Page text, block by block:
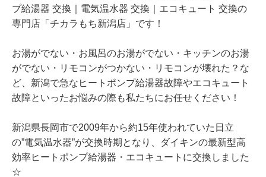
プ給湯器 交換｜電気温水器 交換｜エコキュート 交換の
専門店「チカラもち新潟店」です！
お湯がでない・お風呂のお湯がでない・キッチンのお湯
がでない・リモコンがつかない・リモコンが壊れた？な
ど、新潟で急なヒートポンプ給湯器故障やエコキュート
故障といったお悩みの際も私たちにお任せください！
新潟県長岡市で2009年から約15年使われていた日立
の”電気温水器”が交換時期となり、ダイキンの最新型高
効率ヒートポンプ給湯器・エコキュートに交換しました
☆